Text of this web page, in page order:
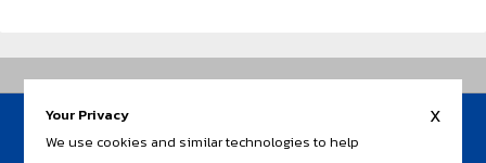
AIR TICKET
x
Your Privacy
We use cookies and similar technologies to help